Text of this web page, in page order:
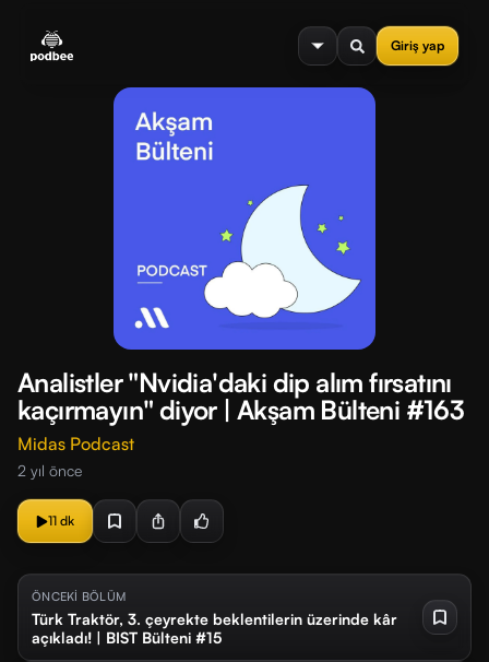
Giriş yap
menu
Analistler "Nvidia'daki dip alım fırsatını
kaçırmayın" diyor | Akşam Bülteni #163
Midas Podcast
2 yıl önce
11 dk
ÖNCEKİ BÖLÜM
Türk Traktör, 3. çeyrekte beklentilerin üzerinde kâr
açıkladı! | BIST Bülteni #15